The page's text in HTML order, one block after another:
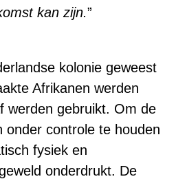
kan zijn.”
kolonie geweest
Afrikanen werden
werden gebruikt. Om de
onder controle te houden
fysiek en
onderdrukt. De